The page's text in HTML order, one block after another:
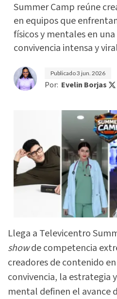
Summer Camp reúne
en equipos que
físicos y mentales en
convivencia intensa y
Publicado3 jun. 2026
Por: Evelin Borjas
Llega a Televicentro
showde competencia
creadores de contenido
convivencia, la estrategia
mental definen el avance